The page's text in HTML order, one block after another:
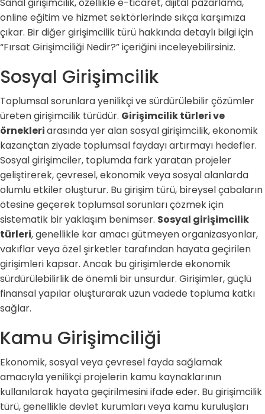
online eğitim ve hizmet sektörlerinde sıkça karşımıza
çıkar. Bir diğer girişimcilik türü hakkında detaylı bilgi için
“Fırsat Girişimciliği Nedir?” içeriğini inceleyebilirsiniz.
Sosyal Girişimcilik
Toplumsal sorunlara yenilikçi ve sürdürülebilir çözümler
üreten girişimcilik türüdür. Girişimcilik türleri ve
örnekleriarasında yer alan sosyal girişimcilik, ekonomik
kazançtan ziyade toplumsal faydayı artırmayı hedefler.
Sosyal girişimciler, toplumda fark yaratan projeler
geliştirerek, çevresel, ekonomik veya sosyal alanlarda
olumlu etkiler oluşturur. Bu girişim türü, bireysel çabaların
ötesine geçerek toplumsal sorunları çözmek için
sistematik bir yaklaşım benimser. Sosyal girişimcilik
türleri, genellikle kar amacı gütmeyen organizasyonlar,
vakıflar veya özel şirketler tarafından hayata geçirilen
girişimleri kapsar. Ancak bu girişimlerde ekonomik
sürdürülebilirlik de önemli bir unsurdur. Girişimler, güçlü
finansal yapılar oluşturarak uzun vadede topluma katkı
sağlar.
Kamu Girişimciliği
Ekonomik, sosyal veya çevresel fayda sağlamak
amacıyla yenilikçi projelerin kamu kaynaklarının
kullanılarak hayata geçirilmesini ifade eder. Bu girişimcilik
türü, genellikle devlet kurumları veya kamu kuruluşları